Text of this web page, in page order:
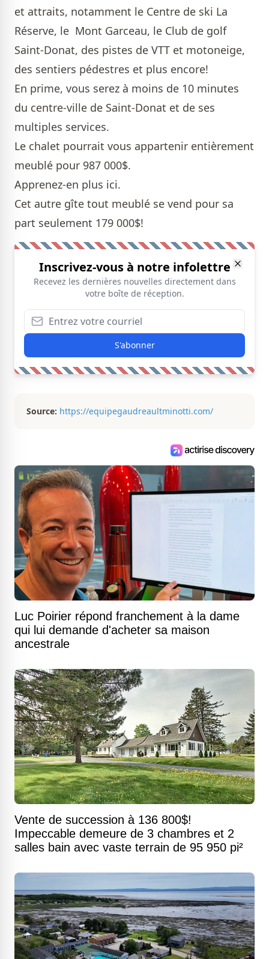
et attraits, notamment le Centre de ski La
Réserve, le Mont Garceau, le Club de golf
Saint-Donat, des pistes de VTT et motoneige,
des sentiers pédestres et plus encore!
En prime, vous serez à moins de 10 minutes
du centre-ville de Saint-Donat et de ses
multiples services.
Le chalet pourrait vous appartenir entièrement
meublé pour 987 000$.
Apprenez-en plus ici.
Cet autre gîte tout meublé se vend pour sa
part seulement 179 000$!
Inscrivez-vous à notre infolettre
Recevez les dernières nouvelles directement dans
votre boîte de réception.
S'abonner
Source: https://equipegaudreaultminotti.com/
Luc Poirier répond franchement à la dame
qui lui demande d'acheter sa maison
ancestrale
Vente de succession à 136 800$!
Impeccable demeure de 3 chambres et 2
salles bain avec vaste terrain de 95 950 pi²